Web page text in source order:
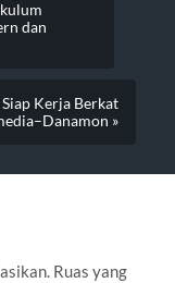
dan
Kerja Berkat
»
Ruas yang